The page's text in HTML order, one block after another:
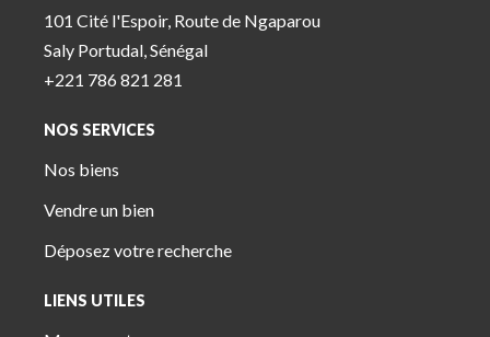
101 Cité l'Espoir, Route de Ngaparou
Saly Portudal, Sénégal
+221 786 821 281
NOS SERVICES
Nos biens
Vendre un bien
Déposez votre recherche
LIENS UTILES